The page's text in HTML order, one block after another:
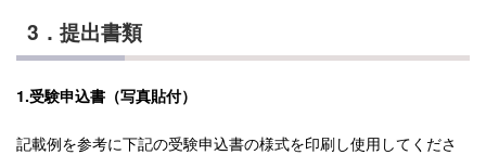
3．提出書類
1.受験申込書（写真貼付）
記載例を参考に下記の受験申込書の様式を印刷し使用してくださ